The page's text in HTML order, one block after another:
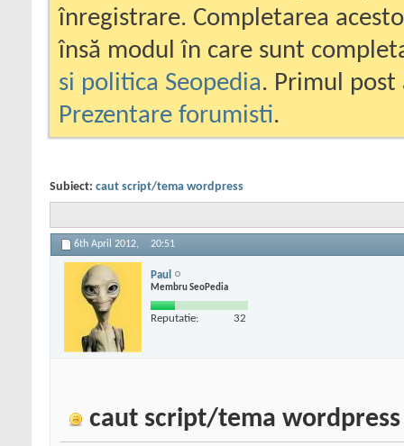
înregistrare. Completarea
însă modul în care sunt
si politica Seopedia. Primul
Prezentare forumisti.
Subiect: caut script/tema wordpress
6th April 2012, 20:51
Paul
Membru SeoPedia
Reputatie: 32
caut script/tema wordpress